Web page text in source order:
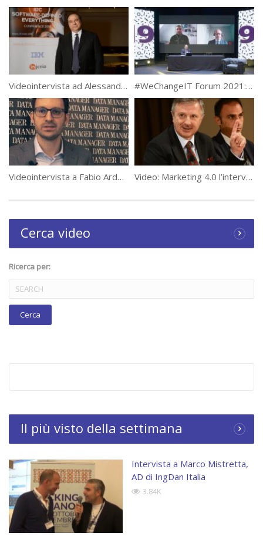
Videointervista ad Alessandro De Bartolo, Country General Manager del Lenovo Data Center Group Italia #WeChangeIT Forum 2021: Spazio Change Maker, il cambiamento oltre i luoghi comuni
Videointervista a Fabio Ardossi, associate partner di Data Reply Video: Marketing 4.0 l’intervento di Marco Forneris a #WeChangeIT Forum
Cerca video
Ricerca per:
Il più visto della settimana
Intervista a Marco Mistretta,
AD di IngDan Italia
3.84K